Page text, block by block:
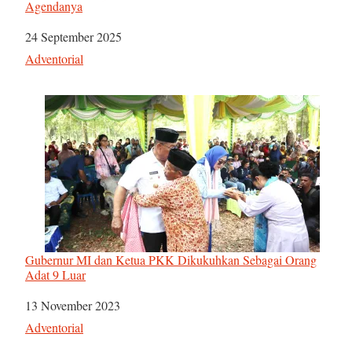
Agendanya
Tanggal
24 September 2025
Sehubungan dengan
Adventorial
Gubernur MI dan Ketua PKK Dikukuhkan Sebagai Orang
Adat 9 Luar
Tanggal
13 November 2023
Sehubungan dengan
Adventorial